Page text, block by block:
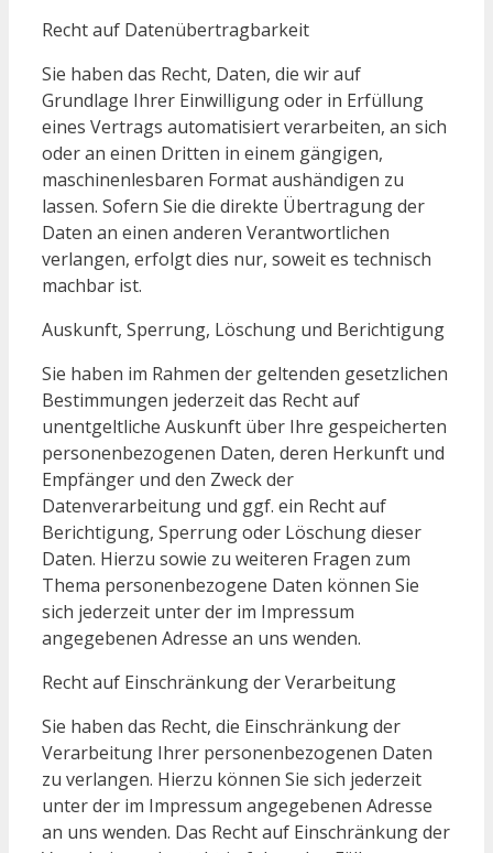
Recht auf Datenübertragbarkeit
Sie haben das Recht, Daten, die wir auf
Grundlage Ihrer Einwilligung oder in Erfüllung
eines Vertrags automatisiert verarbeiten, an sich
oder an einen Dritten in einem gängigen,
maschinenlesbaren Format aushändigen zu
lassen. Sofern Sie die direkte Übertragung der
Daten an einen anderen Verantwortlichen
verlangen, erfolgt dies nur, soweit es technisch
machbar ist.
Auskunft, Sperrung, Löschung und Berichtigung
Sie haben im Rahmen der geltenden gesetzlichen
Bestimmungen jederzeit das Recht auf
unentgeltliche Auskunft über Ihre gespeicherten
personenbezogenen Daten, deren Herkunft und
Empfänger und den Zweck der
Datenverarbeitung und ggf. ein Recht auf
Berichtigung, Sperrung oder Löschung dieser
Daten. Hierzu sowie zu weiteren Fragen zum
Thema personenbezogene Daten können Sie
sich jederzeit unter der im Impressum
angegebenen Adresse an uns wenden.
Recht auf Einschränkung der Verarbeitung
Sie haben das Recht, die Einschränkung der
Verarbeitung Ihrer personenbezogenen Daten
zu verlangen. Hierzu können Sie sich jederzeit
unter der im Impressum angegebenen Adresse
an uns wenden. Das Recht auf Einschränkung der